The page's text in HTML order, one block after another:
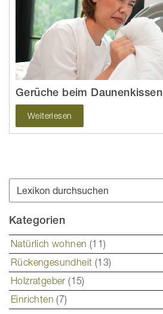
Gerüche beim Daunenkissen
Weiterlesen
Suche
Kategorien
Natürlich wohnen (11)
Rückengesundheit (13)
Holzratgeber(15)
Einrichten(7)